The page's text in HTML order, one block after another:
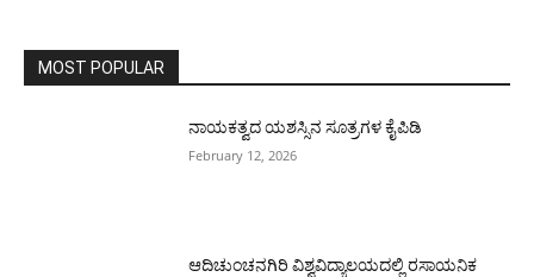
MOST POPULAR
ನಾಯಕತ್ವದ ಯಶಸ್ಸಿನ ಸೂತ್ರಗಳ ಕೈಪಿಡಿ
February 12, 2026
ಆದಿಚುಂಚನಗಿರಿ ವಿಶ್ವವಿದ್ಯಾಲಯದಲ್ಲಿ ರಸಾಯನಿಕ